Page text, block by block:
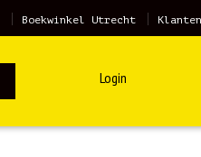
Boekwinkel Utrecht
Login